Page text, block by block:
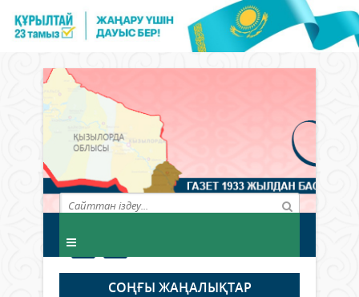
СОҢҒЫ ЖАҢАЛЫҚТАР